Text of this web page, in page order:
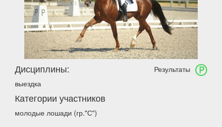
Результаты
Дисциплины:
выездка
Категории участников
молодые лошади (гр."С")